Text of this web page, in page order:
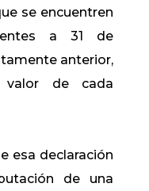
se encuentren
a 31 de
anterior,
valor de cada
esa declaración
de una